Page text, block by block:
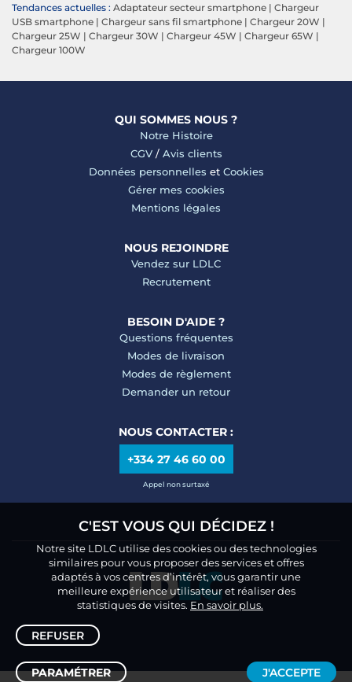
Tendances actuelles : Adaptateur secteur smartphone | Chargeur
USB smartphone | Chargeur sans fil smartphone | Chargeur 20W |
Chargeur 25W | Chargeur 30W | Chargeur 45W | Chargeur 65W |
Chargeur 100W
QUI SOMMES NOUS ?
Notre Histoire
CGV/ Avis clients
Données personnelles et Cookies
Gérer mes cookies
Mentions légales
NOUS REJOINDRE
Vendez sur LDLC
Recrutement
BESOIN D'AIDE ?
Questions fréquentes
Modes de livraison
Modes de règlement
Demander un retour
NOUS CONTACTER :
+334 27 46 60 00
Appel non surtaxé
C'EST VOUS QUI DÉCIDEZ !
Notre site LDLC utilise des cookies ou des technologies
similaires pour vous proposer des services et offres
adaptés à vos centres d’intérêt, vous garantir une
meilleure expérience utilisateur et réaliser des
statistiques de visites. En savoir plus.
REFUSER
PARAMÉTRER J'ACCEPTE